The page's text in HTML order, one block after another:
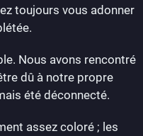
toujours vous adonner
Nous avons rencontré
dû à notre propre
été déconnecté.
assez coloré ; les